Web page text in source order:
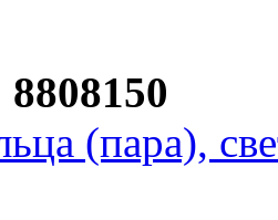
8808150
(пара),